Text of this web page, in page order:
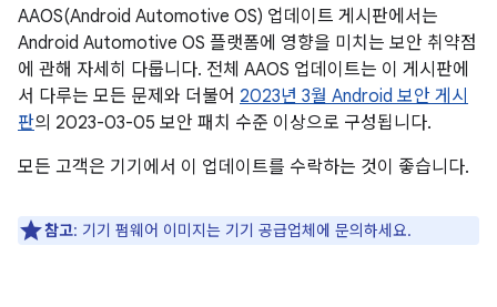
AAOS(Android Automotive OS) 업데이트 게시판에서는
Android Automotive OS 플랫폼에 영향을 미치는 보안 취약점
에 관해 자세히 다룹니다. 전체 AAOS 업데이트는 이 게시판에
서 다루는 모든 문제와 더불어 2023년 3월 Android 보안 게시
판의 2023-03-05 보안 패치 수준 이상으로 구성됩니다.
모든 고객은 기기에서 이 업데이트를 수락하는 것이 좋습니다.
참고: 기기 펌웨어 이미지는 기기 공급업체에 문의하세요.